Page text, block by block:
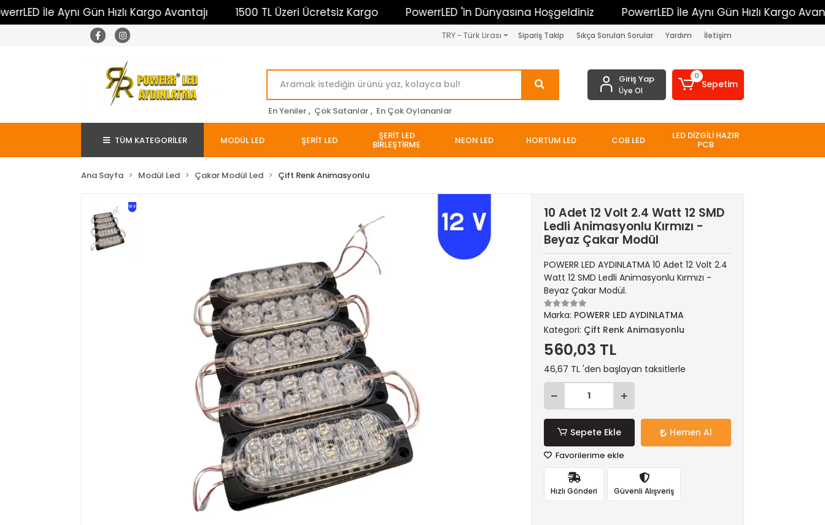
İle Aynı Gün Hızlı Kargo Avantajı 1500 TL Üzeri Ücretsiz Kargo PowerrLED 'in Dünyasına Hoşgeldiniz PowerrLED İle Aynı Gün Hızlı Kargo Avantajı
TRY - Türk Lirası Sipariş Takip Sıkça Sorulan Sorular Yardım İletişim
En Yeniler , Çok Satanlar , En Çok Oylananlar
Giriş Yap
Üye Ol
0
Sepetim
TÜM KATEGORİLER MODÜL LED ŞERİT LED ŞERİT LED
BİRLEŞTİRME NEON LED HORTUM LED COB LED LED DİZGİLİ HAZIR
PCB
Ana Sayfa Modül Led Çakar Modül Led Çift Renk Animasyonlu
10 Adet 12 Volt 2.4 Watt 12 SMD
Ledli Animasyonlu Kırmızı -
Beyaz Çakar Modül
POWERR LED AYDINLATMA 10 Adet 12 Volt 2.4
Watt 12 SMD Ledli Animasyonlu Kırmızı -
Beyaz Çakar Modül.
Marka: POWERR LED AYDINLATMA
Kategori: Çift Renk Animasyonlu
560,03 TL
46,67 TL 'den başlayan taksitlerle
Sepete Ekle Hemen Al
Favorilerime ekle
Hızlı Gönderi Güvenli Alışveriş